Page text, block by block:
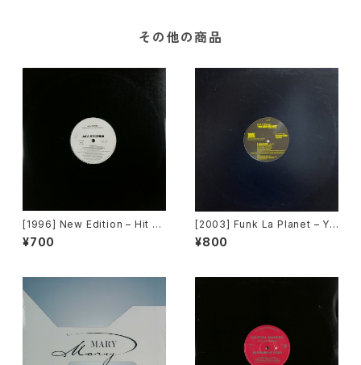
その他の商品
[1996] New Edition – Hit M
e Off [MCA Records][PRO
MO]
¥700
[2003] Funk La Planet – Yo
u Gave Me Love (Funk La
Planet 008) [Funk La Plane
¥800